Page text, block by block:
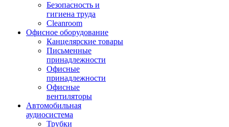
Безопасность и
гигиена труда
Cleanroom
Офисное оборудование
Канцелярские товары
Письменные
принадлежности
Офисные
принадлежности
Офисные
вентиляторы
Автомобильная
аудиосистема
Трубки